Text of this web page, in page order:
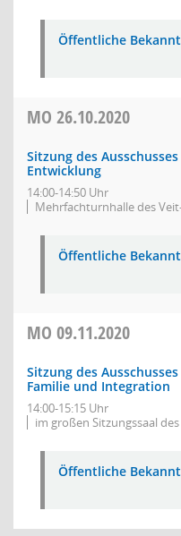
Öffentliche
MO 26.10.2020
Sitzung des
Entwicklung
14:00-14:50 Uhr
Mehrfachturnhalle des
Öffentliche
MO 09.11.2020
Sitzung des
Familie und Integration
14:00-15:15 Uhr
im großen Sitzungssaal
Öffentliche